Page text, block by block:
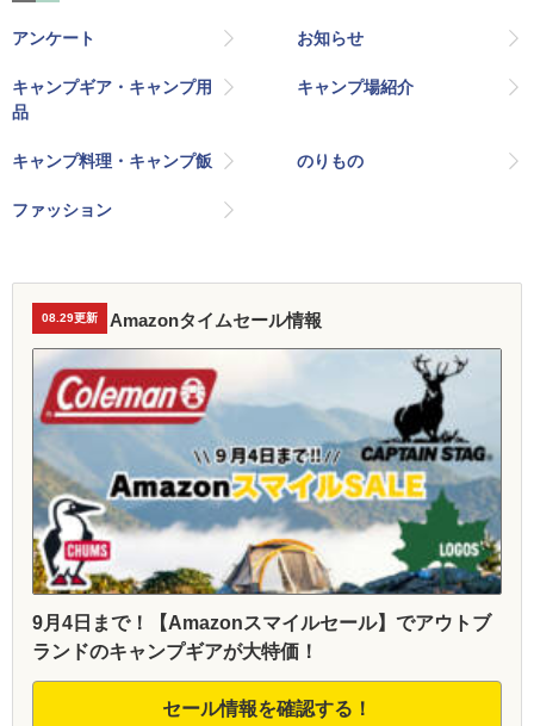
アンケート お知らせ
キャンプギア・キャンプ用
品
キャンプ場紹介
キャンプ料理・キャンプ飯 のりもの
ファッション
08.29更新 Amazonタイムセール情報
9月4日まで！【Amazonスマイルセール】でアウトブ
ランドのキャンプギアが大特価！
セール情報を確認する！